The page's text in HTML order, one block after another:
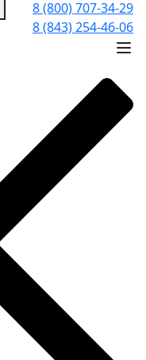
8 (800) 707-34-29
8 (843) 254-46-06